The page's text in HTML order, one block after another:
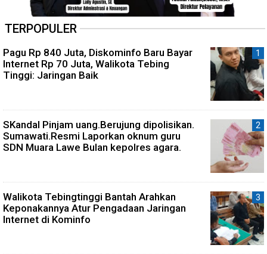
TERPOPULER
Pagu Rp 840 Juta, Diskominfo Baru Bayar
Internet Rp 70 Juta, Walikota Tebing
Tinggi: Jaringan Baik
SKandal Pinjam uang.Berujung dipolisikan.
Sumawati.Resmi Laporkan oknum guru
SDN Muara Lawe Bulan kepolres agara.
Walikota Tebingtinggi Bantah Arahkan
Keponakannya Atur Pengadaan Jaringan
Internet di Kominfo